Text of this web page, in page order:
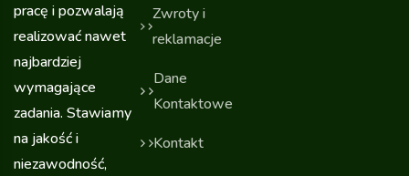
pracę i pozwalają
realizować nawet
najbardziej
wymagające
zadania. Stawiamy
na jakość i
niezawodność,
Zwroty i
reklamacje
Dane
Kontaktowe
Kontakt